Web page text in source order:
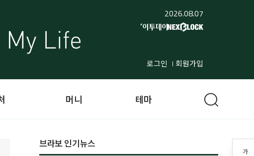
2026.08.07
로그인 회원가입
가
머니 테마
브라보 인기뉴스